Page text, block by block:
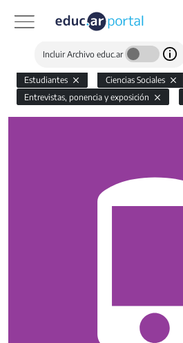
Incluir Archivo educ.ar
Estudiantes Ciencias Sociales
Entrevistas, ponencia y exposición